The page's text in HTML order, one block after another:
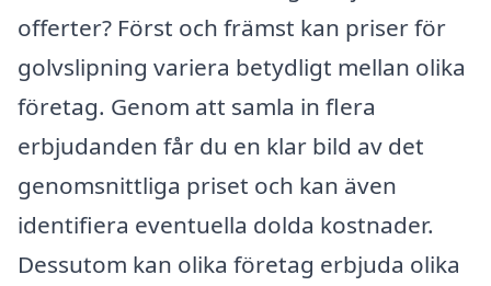
offerter? Först och främst kan priser för
golvslipning variera betydligt mellan olika
företag. Genom att samla in flera
erbjudanden får du en klar bild av det
genomsnittliga priset och kan även
identifiera eventuella dolda kostnader.
Dessutom kan olika företag erbjuda olika